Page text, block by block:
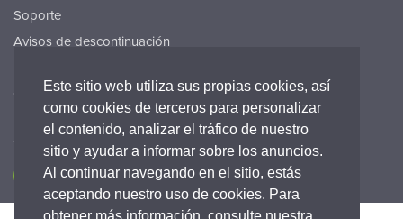
Este sitio web utiliza sus propias cookies, así
como cookies de terceros para personalizar
el contenido, analizar el tráfico de nuestro
sitio y ayudar a informar sobre los anuncios.
Al continuar navegando en el sitio, estás
aceptando nuestro uso de cookies. Para
Soporte
Avisos de descontinuación
Carreras
Conecta con nosotros